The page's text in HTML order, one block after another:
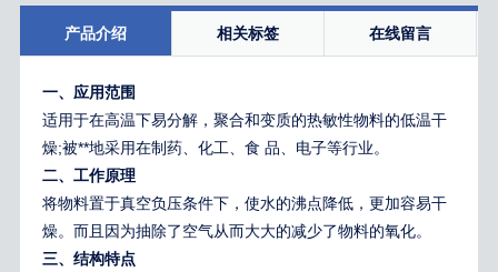
产品介绍 相关标签 在线留言
一、应用范围
适用于在高温下易分解，聚合和变质的热敏性物料的低温干
燥;被**地采用在制药、化工、食 品、电子等行业。
二、工作原理
将物料置于真空负压条件下，使水的沸点降低，更加容易干
燥。而且因为抽除了空气从而大大的减少了物料的氧化。
三、结构特点